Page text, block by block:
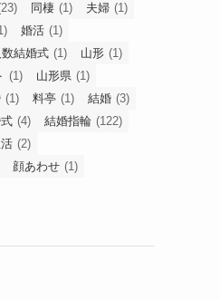
同棲 (1) 夫婦 (1)
婚活 (1)
数結婚式 (1) 山形 (1)
(1) 山形県 (1)
(1) 料亭 (1) 結婚 (3)
(4) 結婚指輪 (122)
(2)
顔あわせ (1)